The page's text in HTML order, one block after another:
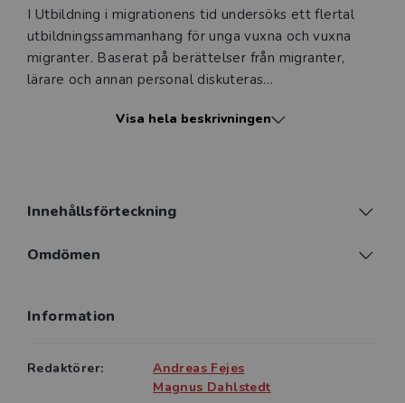
I Utbildning i migrationens tid undersöks ett flertal
utbildningssammanhang för unga vuxna och vuxna
migranter. Baserat på berättelser från migranter,
lärare och annan personal diskuteras
Inte minst diskuteras migranters strävan efter, och
som morgondagens Sverige.
Boken vänder sig till både blivande och
om utbildning för och inkludering av migranter.
Visa hela beskrivningen
Innehållsförteckning
Omdömen
Information
Redaktörer:
Andreas Fejes
Magnus Dahlstedt